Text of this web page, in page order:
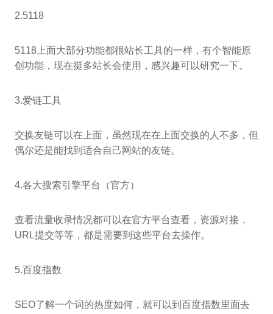
2.5118
5118上面大部分功能都很站长工具的一样，有个智能原
创功能，现在挺多站长会使用，感兴趣可以研究一下。
3.爱链工具
交换友链可以在上面，虽然现在在上面交换的人不多，但
偶尔还是能找到适合自己网站的友链。
4.各大搜索引擎平台（官方）
查看流量收录情况都可以在官方平台查看，资源对接，
URL提交等等，都是需要到这些平台去操作。
5.百度指数
SEO了解一个词的热度如何，就可以到百度指数里面去